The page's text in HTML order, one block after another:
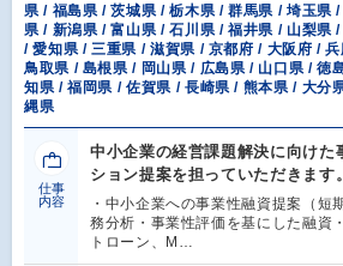
県 / 福島県 / 茨城県 / 栃木県 / 群馬県 / 埼玉県
県 / 新潟県 / 富山県 / 石川県 / 福井県 / 山梨県
/ 愛知県 / 三重県 / 滋賀県 / 京都府 / 大阪府 /
鳥取県 / 島根県 / 岡山県 / 広島県 / 山口県 / 徳
知県 / 福岡県 / 佐賀県 / 長崎県 / 熊本県 / 大分
縄県
仕事
内容
中小企業の経営課題解決に向けた
ション提案を担っていただきます。
・中小企業への事業性融資提案（短
務分析・事業性評価を基にした融資
トローン、M…